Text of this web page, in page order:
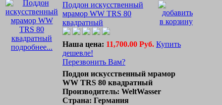
подробнее...
Поддон искусственный
мрамор WW TRS 80
квадратный
Наша цена: 11,700.00 Руб. Купить
дешевле!
Перезвонить Вам?
Поддон искусственный мрамор
WW TRS 80 квадратный
Производитель: WeltWasser
Страна: Германия